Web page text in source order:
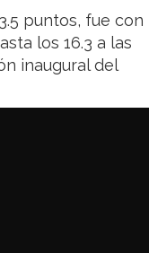
puntos, fue con
los 16.3 a las
inaugural del